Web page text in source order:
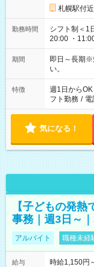
札幌駅付
勤務時間
シフト制＜1
20:00 ・
さい。
期間
即日～長期※
い。
特徴 週1日からOK
フト勤務 / 電
気になる！
【子どもの発
事務｜週3日～
アルバイト 職種未経
給与
時給1,150円